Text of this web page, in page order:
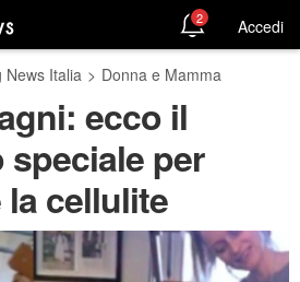
2 Accedi
News Italia > Donna e Mamma
ecco il
per
cellulite